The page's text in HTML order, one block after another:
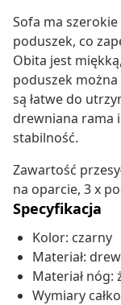
Sofa ma
poduszek, co
Obita jest
poduszek
są łatwe do
drewniana rama
stabilność.
Zawartość
na oparcie, 3 x
Specyfikacja
Kolor: czarny
Materiał:
Materiał nóg:
Wymiary